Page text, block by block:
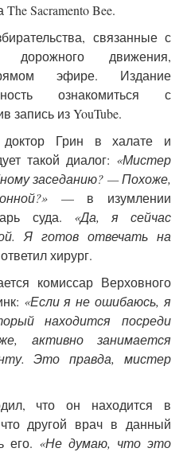
Sacramento Bee.
связанные с
дорожного движения,
эфире. Издание
ознакомиться с
запись из YouTube.
доктор Грин в халате и
такой диалог: «Мистер
заседанию? — Похоже,
— в изумлении
суда. «Да, я сейчас
Я готов отвечать на
хирург.
комиссар Верховного
«Если я не ошибаюсь, я
находится посреди
активно занимается
Это правда, мистер
что он находится в
другой врач в данный
его. «Не думаю, что это